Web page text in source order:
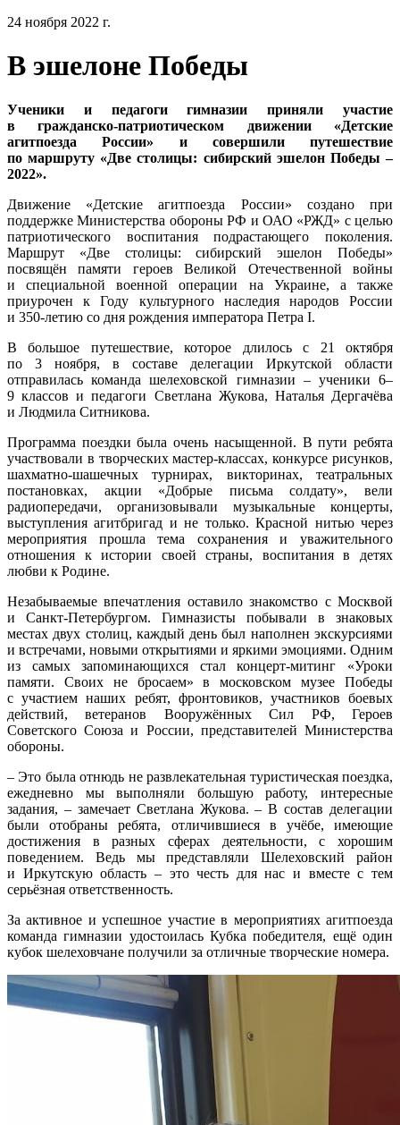
24 ноября 2022 г.
В эшелоне Победы
Ученики и педагоги гимназии приняли участие
в гражданско-патриотическом движении «Детские
агитпоезда России» и совершили путешествие
по маршруту «Две столицы: сибирский эшелон Победы –
2022».
Движение «Детские агитпоезда России» создано при
поддержке Министерства обороны РФ и ОАО «РЖД» с целью
патриотического воспитания подрастающего поколения.
Маршрут «Две столицы: сибирский эшелон Победы»
посвящён памяти героев Великой Отечественной войны
и специальной военной операции на Украине, а также
приурочен к Году культурного наследия народов России
и 350-летию со дня рождения императора Петра I.
В большое путешествие, которое длилось с 21 октября
по 3 ноября, в составе делегации Иркутской области
отправилась команда шелеховской гимназии – ученики 6–
9 классов и педагоги Светлана Жукова, Наталья Дергачёва
и Людмила Ситникова.
Программа поездки была очень насыщенной. В пути ребята
участвовали в творческих мастер-классах, конкурсе рисунков,
шахматно-шашечных турнирах, викторинах, театральных
постановках, акции «Добрые письма солдату», вели
радиопередачи, организовывали музыкальные концерты,
выступления агитбригад и не только. Красной нитью через
мероприятия прошла тема сохранения и уважительного
отношения к истории своей страны, воспитания в детях
любви к Родине.
Незабываемые впечатления оставило знакомство с Москвой
и Санкт-Петербургом. Гимназисты побывали в знаковых
местах двух столиц, каждый день был наполнен экскурсиями
и встречами, новыми открытиями и яркими эмоциями. Одним
из самых запоминающихся стал концерт-митинг «Уроки
памяти. Своих не бросаем» в московском музее Победы
с участием наших ребят, фронтовиков, участников боевых
действий, ветеранов Вооружённых Сил РФ, Героев
Советского Союза и России, представителей Министерства
обороны.
– Это была отнюдь не развлекательная туристическая поездка,
ежедневно мы выполняли большую работу, интересные
задания, – замечает Светлана Жукова. – В состав делегации
были отобраны ребята, отличившиеся в учёбе, имеющие
достижения в разных сферах деятельности, с хорошим
поведением. Ведь мы представляли Шелеховский район
и Иркутскую область – это честь для нас и вместе с тем
серьёзная ответственность.
За активное и успешное участие в мероприятиях агитпоезда
команда гимназии удостоилась Кубка победителя, ещё один
кубок шелеховчане получили за отличные творческие номера.